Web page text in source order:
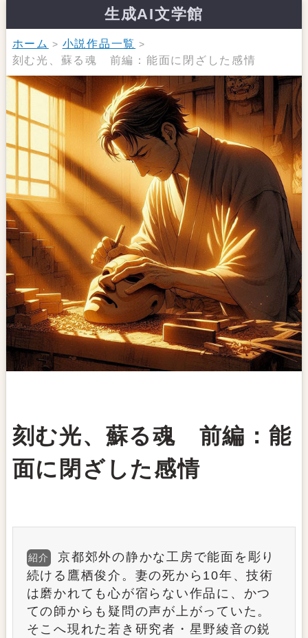
生成AI文学館
ホーム
小説作品一覧
刻む光、蘇る魂 前編：能面に閉ざした感情
刻む光、蘇る魂 前編：能
面に閉ざした感情
紹介
京都郊外の静かな工房で能面を彫り
続ける鷹栖俊介。妻の死から10年、技術
は磨かれても心が宿らない作品に、かつ
ての師からも疑問の声が上がっていた。
そこへ現れた若き研究者・星野綾音の鋭